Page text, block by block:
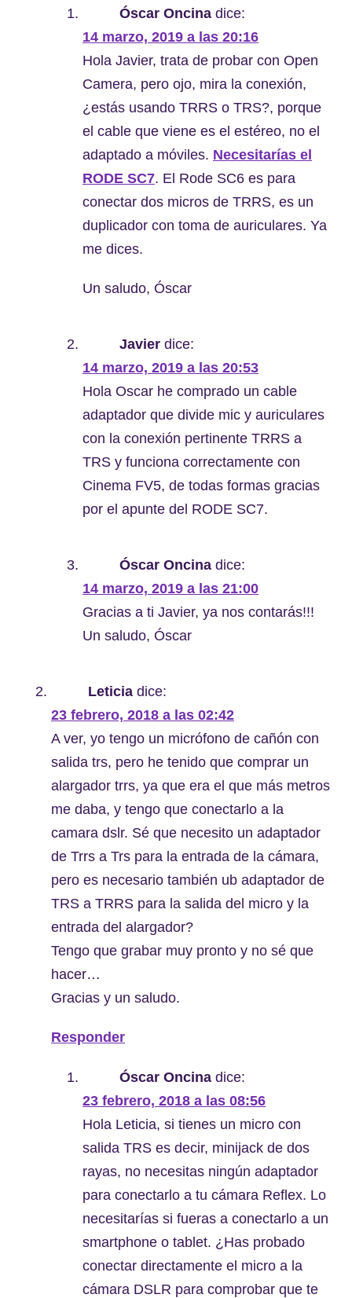
Óscar Oncina dice:
14 marzo, 2019 a las 20:16
Hola Javier, trata de probar con Open
Camera, pero ojo, mira la conexión,
¿estás usando TRRS o TRS?, porque
el cable que viene es el estéreo, no el
adaptado a móviles. Necesitarías el
RODE SC7. El Rode SC6 es para
conectar dos micros de TRRS, es un
duplicador con toma de auriculares. Ya
me dices.
Un saludo, Óscar
Javier dice:
14 marzo, 2019 a las 20:53
Hola Oscar he comprado un cable
adaptador que divide mic y auriculares
con la conexión pertinente TRRS a
TRS y funciona correctamente con
Cinema FV5, de todas formas gracias
por el apunte del RODE SC7.
Óscar Oncina dice:
14 marzo, 2019 a las 21:00
Gracias a ti Javier, ya nos contarás!!!
Un saludo, Óscar
Leticia dice:
23 febrero, 2018 a las 02:42
A ver, yo tengo un micrófono de cañón con
salida trs, pero he tenido que comprar un
alargador trrs, ya que era el que más metros
me daba, y tengo que conectarlo a la
camara dslr. Sé que necesito un adaptador
de Trrs a Trs para la entrada de la cámara,
pero es necesario también ub adaptador de
TRS a TRRS para la salida del micro y la
entrada del alargador?
Tengo que grabar muy pronto y no sé que
hacer…
Gracias y un saludo.
Responder
Óscar Oncina dice:
23 febrero, 2018 a las 08:56
Hola Leticia, si tienes un micro con
salida TRS es decir, minijack de dos
rayas, no necesitas ningún adaptador
para conectarlo a tu cámara Reflex. Lo
necesitarías si fueras a conectarlo a un
smartphone o tablet. ¿Has probado
conectar directamente el micro a la
cámara DSLR para comprobar que te